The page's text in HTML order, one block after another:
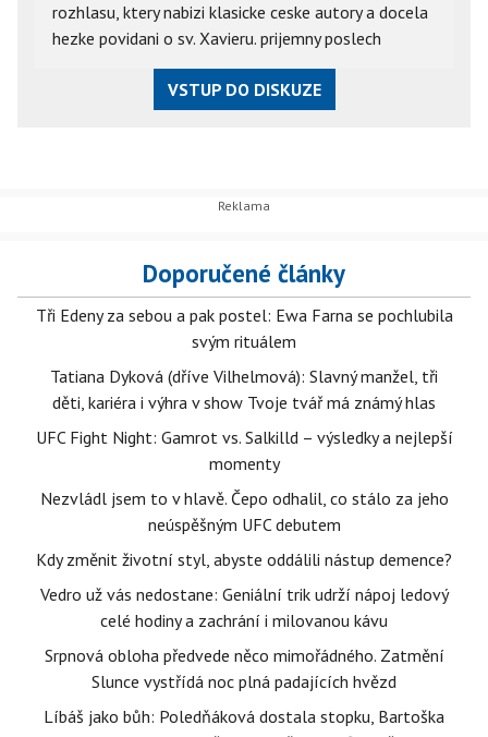
rozhlasu, ktery nabizi klasicke ceske autory a docela
hezke povidani o sv. Xavieru. prijemny poslech
VSTUP DO DISKUZE
Doporučené články
Tři Edeny za sebou a pak postel: Ewa Farna se pochlubila
svým rituálem
Tatiana Dyková (dříve Vilhelmová): Slavný manžel, tři
děti, kariéra i výhra v show Tvoje tvář má známý hlas
UFC Fight Night: Gamrot vs. Salkilld – výsledky a nejlepší
momenty
Nezvládl jsem to v hlavě. Čepo odhalil, co stálo za jeho
neúspěšným UFC debutem
Kdy změnit životní styl, abyste oddálili nástup demence?
Vedro už vás nedostane: Geniální trik udrží nápoj ledový
celé hodiny a zachrání i milovanou kávu
Srpnová obloha předvede něco mimořádného. Zatmění
Slunce vystřídá noc plná padajících hvězd
Líbáš jako bůh: Poledňáková dostala stopku, Bartoška